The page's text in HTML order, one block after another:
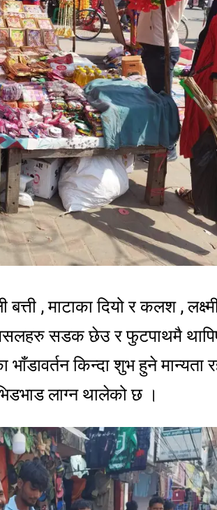
बत्ती , माटाका दियो र कलश ,
सडक छेउ र फुटपाथमै
किन्दा शुभ हुने मान्यता
लाग्न थालेको छ ।